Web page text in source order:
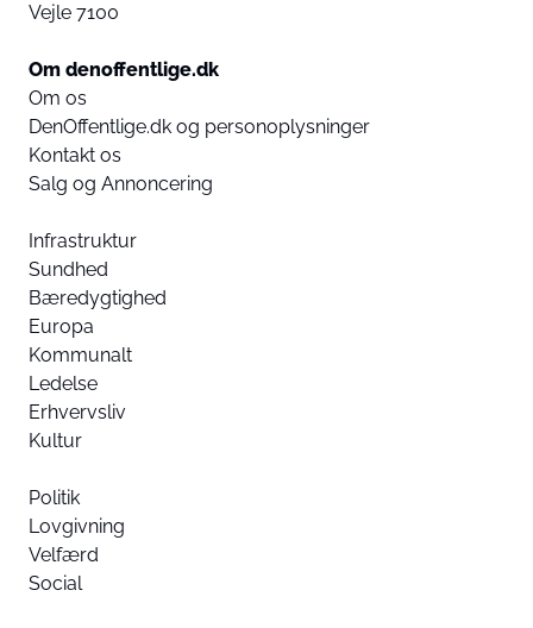
Vejle 7100
Om denoffentlige.dk
Om os
DenOffentlige.dk og personoplysninger
Kontakt os
Salg og Annoncering
Infrastruktur
Sundhed
Bæredygtighed
Europa
Kommunalt
Ledelse
Erhvervsliv
Kultur
Politik
Lovgivning
Velfærd
Social